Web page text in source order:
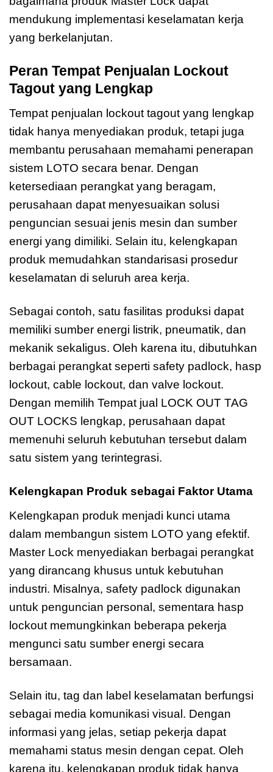
mendukung implementasi keselamatan kerja
yang berkelanjutan.
Peran Tempat Penjualan Lockout
Tagout yang Lengkap
Tempat penjualan lockout tagout yang lengkap
tidak hanya menyediakan produk, tetapi juga
membantu perusahaan memahami penerapan
sistem LOTO secara benar. Dengan
ketersediaan perangkat yang beragam,
perusahaan dapat menyesuaikan solusi
penguncian sesuai jenis mesin dan sumber
energi yang dimiliki. Selain itu, kelengkapan
produk memudahkan standarisasi prosedur
keselamatan di seluruh area kerja.
Sebagai contoh, satu fasilitas produksi dapat
memiliki sumber energi listrik, pneumatik, dan
mekanik sekaligus. Oleh karena itu, dibutuhkan
berbagai perangkat seperti safety padlock, hasp
lockout, cable lockout, dan valve lockout.
Dengan memilih Tempat jual LOCK OUT TAG
OUT LOCKS lengkap, perusahaan dapat
memenuhi seluruh kebutuhan tersebut dalam
satu sistem yang terintegrasi.
Kelengkapan Produk sebagai Faktor Utama
Kelengkapan produk menjadi kunci utama
dalam membangun sistem LOTO yang efektif.
Master Lock menyediakan berbagai perangkat
yang dirancang khusus untuk kebutuhan
industri. Misalnya, safety padlock digunakan
untuk penguncian personal, sementara hasp
lockout memungkinkan beberapa pekerja
mengunci satu sumber energi secara
bersamaan.
Selain itu, tag dan label keselamatan berfungsi
sebagai media komunikasi visual. Dengan
informasi yang jelas, setiap pekerja dapat
memahami status mesin dengan cepat. Oleh
karena itu, kelengkapan produk tidak hanya